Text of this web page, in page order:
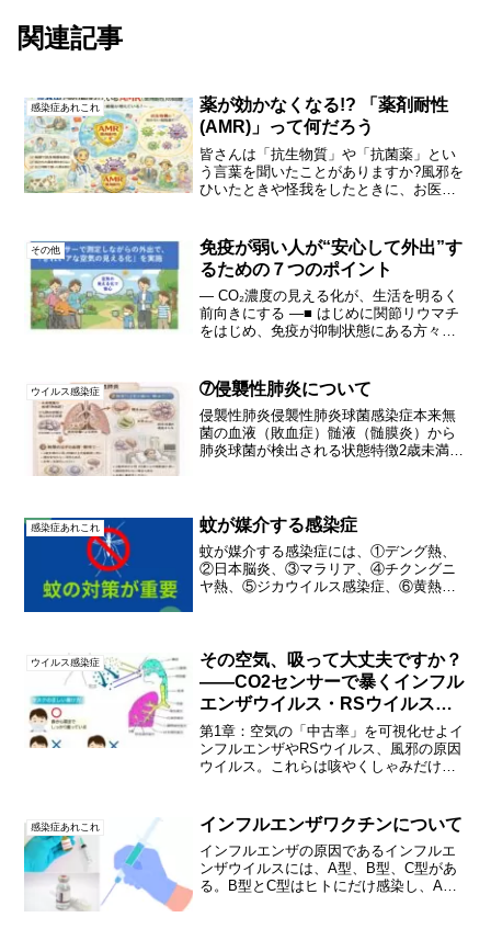
関連記事
感染症あれこれ
薬が効かなくなる!? 「薬剤耐性
(AMR)」って何だろう
皆さんは「抗生物質」や「抗菌薬」とい
う言葉を聞いたことがありますか?風邪を
ひいたときや怪我をしたときに、お医者
けてくれる、とても大切な薬です。とこ
ろが最近、世界中で大き...
その他
免疫が弱い人が“安心して外出”す
るための７つのポイント
― CO₂濃度の見える化が、生活を明るく
前向きにする ―■ はじめに関節リウマチ
をはじめ、免疫が抑制状態にある方々に
す。特に、人混み換気の状態がわからな
い場所会話の多い...
ウイルス感染症 ➆侵襲性肺炎について
侵襲性肺炎侵襲性肺炎球菌感染症本来無
菌の血液（敗血症）髄液（髄膜炎）から
肺炎球菌が検出される状態特徴2歳未満の
すすめのマットがあり...
感染症あれこれ 蚊が媒介する感染症
蚊が媒介する感染症には、①デング熱、
②日本脳炎、③マラリア、④チクングニ
ヤ熱、⑤ジカウイルス感染症、⑥黄熱、
いが、おもしろいことに地...
ウイルス感染症
その空気、吸って大丈夫ですか？
――CO2センサーで暴くインフル
エンザウイルス・RSウイルス・
風邪ウイルスの潜伏場所
第1章：空気の「中古率」を可視化せよイ
ンフルエンザやRSウイルス、風邪の原因
ウイルス。これらは咳やくしゃみだけで
時間も空気中を漂います。 これを避ける
唯一の方法は、誰かが...
感染症あれこれ インフルエンザワクチンについて
インフルエンザの原因であるインフルエ
ンザウイルスには、A型、B型、C型があ
る。B型とC型はヒトにだけ感染し、A型